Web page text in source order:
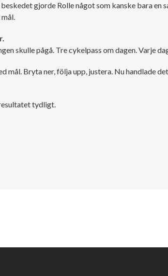
gjorde Rolle något som kanske bara en
skulle pågå. Tre cykelpass om dagen. Varje
mål. Bryta ner, följa upp, justera. Nu handlade
tydligt.